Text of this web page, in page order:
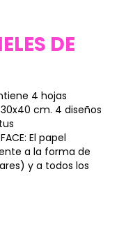
DE
4 hojas
cm. 4 diseños
El papel
a la forma de
y a todos los